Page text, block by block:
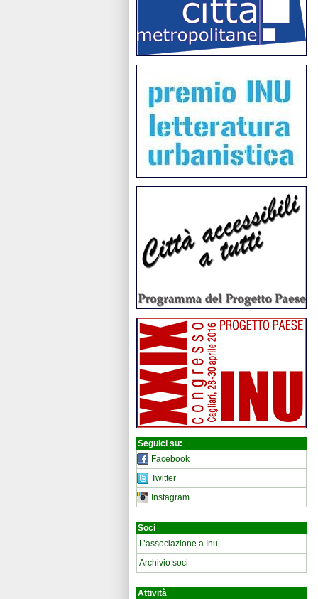
Seguici su:
Facebook
Twitter
Instagram
Soci
L’associazione a Inu
Archivio soci
Attività